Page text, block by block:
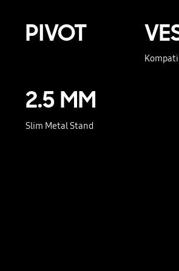
PIVOT
2.5 MM
Slim Metal Stand